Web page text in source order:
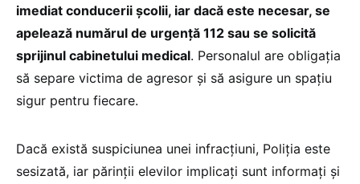
imediat conducerii școlii, iar dacă este necesar, se
apelează numărul de urgență 112 sau se solicită
sprijinul cabinetului medical. Personalul are obligația
să separe victima de agresor și să asigure un spațiu
sigur pentru fiecare.
Dacă există suspiciunea unei infracțiuni, Poliția este
sesizată, iar părinții elevilor implicați sunt informați și